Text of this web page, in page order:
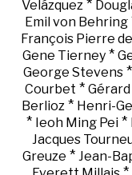
Velázquez *
Emil von Behring
François Pierre
Gene Tierney *
George Stevens *
Courbet *
Berlioz * Henri-
* Ieoh Ming Pei *
Jacques
Greuze * Jean-